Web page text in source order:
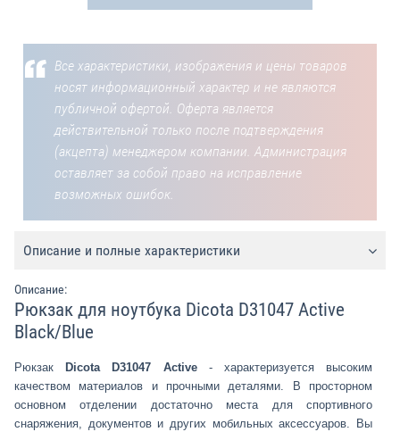
Все характеристики, изображения и цены товаров
носят информационный характер и не являются
публичной офертой. Оферта является
действительной только после подтверждения
(акцепта) менеджером компании. Администрация
оставляет за собой право на исправление
возможных ошибок.
Описание и полные характеристики
Описание:
Рюкзак для ноутбука Dicota D31047 Active
Black/Blue
Рюкзак Dicota D31047 Active- характеризуется высоким
качеством материалов и прочными деталями. В просторном
основном отделении достаточно места для спортивного
снаряжения, документов и других мобильных аксессуаров. Вы